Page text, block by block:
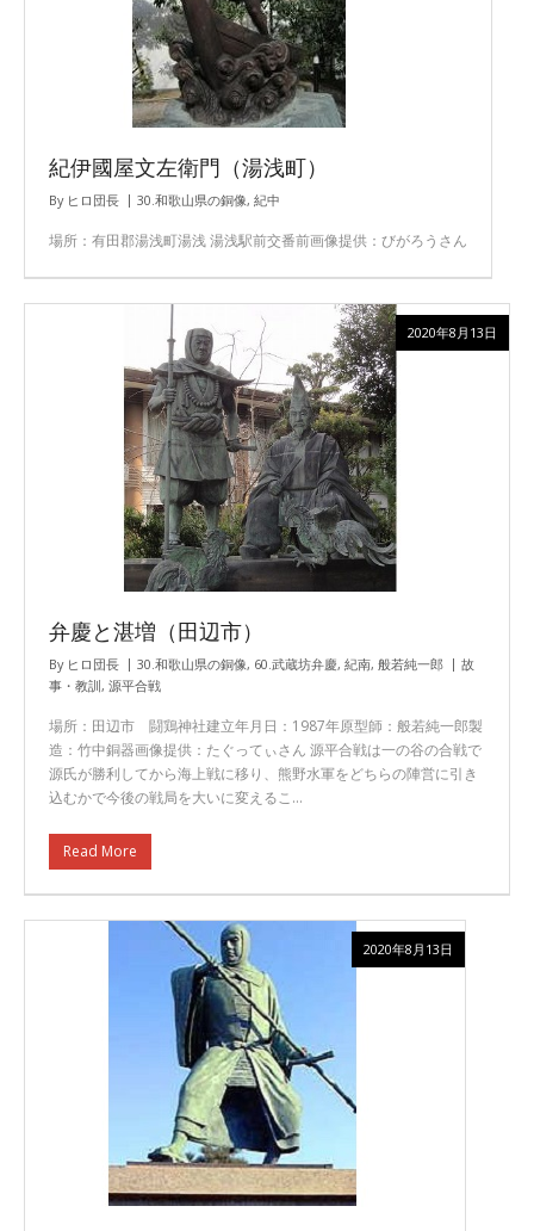
紀伊國屋文左衛門（湯浅町）
By ヒロ団長 30.和歌山県の銅像, 紀中
場所：有田郡湯浅町湯浅 湯浅駅前交番前画像提供：びがろうさん
弁慶と湛増（田辺市）
By ヒロ団長 30.和歌山県の銅像, 60.武蔵坊弁慶, 紀南, 般若純一郎
故
事・教訓, 源平合戦
場所：田辺市 闘鶏神社建立年月日：1987年原型師：般若純一郎製
造：竹中銅器画像提供：たぐってぃさん 源平合戦は一の谷の合戦で
源氏が勝利してから海上戦に移り、熊野水軍をどちらの陣営に引き
込むかで今後の戦局を大いに変えるこ…
Read More
2020年8月13日
2020年8月13日